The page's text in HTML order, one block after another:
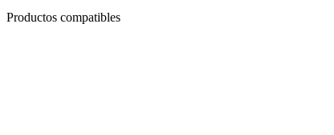
Productos compatibles